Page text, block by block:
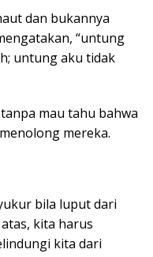
dan bukannya
“untung
untung aku tidak
mau tahu bahwa
mereka.
bila luput dari
kita harus
kita dari